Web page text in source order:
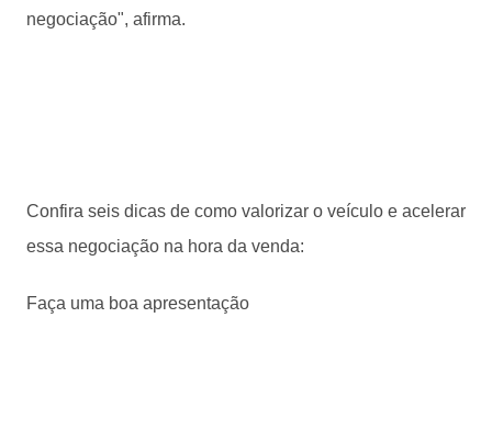
negociação", afirma.
Confira seis dicas de como valorizar o veículo e acelerar
essa negociação na hora da venda:
Faça uma boa apresentação